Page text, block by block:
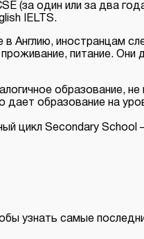
(за один или за два
IELTS.
Англию, иностранцам
питание. Они
образование,
дает образование на
цикл Secondary
узнать самые